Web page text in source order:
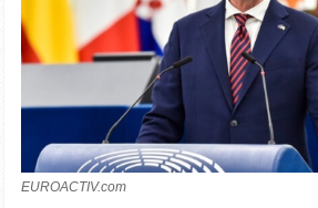
EUROACTIV.com